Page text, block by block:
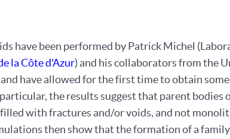
have been performed by Patrick Michel
la Côte d'Azur) and his collaborators from the
have allowed for the first time to obtain
the results suggest that parent bodies
with fractures and/or voids, and not
then show that the formation of a